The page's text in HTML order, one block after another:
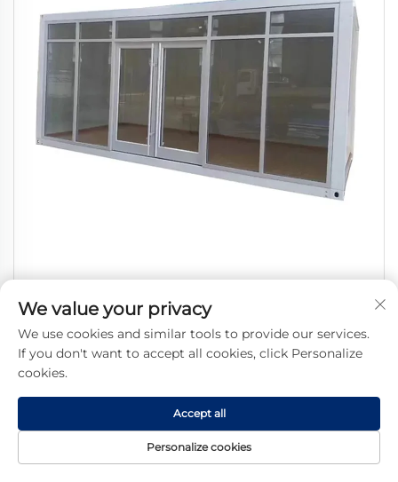
контейнер на 2-4 блока, расширяемый, для жилых
помещений в виллах
We value your privacy
We use cookies and similar tools to provide our services.
If you don't want to accept all cookies, click Personalize
cookies.
Personalize cookies
Accept all